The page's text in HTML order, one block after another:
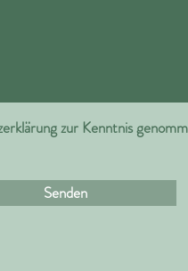
zur Kenntnis
Senden